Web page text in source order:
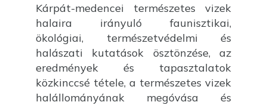
Kárpát-medencei természetes vizek
halaira irányuló faunisztikai,
ökológiai, természetvédelmi és
halászati kutatások ösztönzése, az
eredmények és tapasztalatok
közkinccsé tétele, a természetes vizek
halállományának megóvása és